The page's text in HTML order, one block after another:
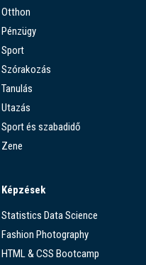
Otthon
Pénzügy
Sport
Szórakozás
Tanulás
Utazás
Sport és szabadidő
Zene
Képzések
Statistics Data Science
Fashion Photography
HTML & CSS Bootcamp